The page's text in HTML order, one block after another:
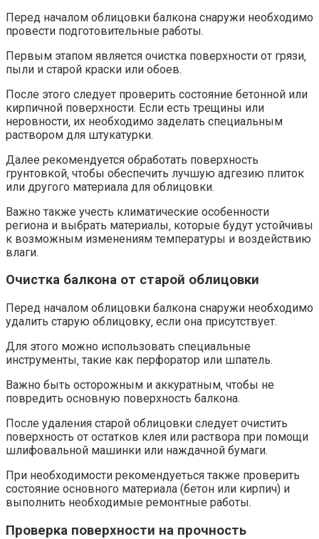
Перед началом облицовки балкона снаружи необходимо
провести подготовительные работы.​
Первым этапом является очистка поверхности от грязи‚
пыли и старой краски или обоев.​
После этого следует проверить состояние бетонной или
кирпичной поверхности.​ Если есть трещины или
неровности‚ их необходимо заделать специальным
раствором для штукатурки.​
Далее рекомендуется обработать поверхность
грунтовкой‚ чтобы обеспечить лучшую адгезию плиток
или другого материала для облицовки.​
Важно также учесть климатические особенности
региона и выбрать материалы‚ которые будут устойчивы
к возможным изменениям температуры и воздействию
влаги.​
Очистка балкона от старой облицовки
Перед началом облицовки балкона снаружи необходимо
удалить старую облицовку‚ если она присутствует.​
Для этого можно использовать специальные
инструменты‚ такие как перфоратор или шпатель.​
Важно быть осторожным и аккуратным‚ чтобы не
повредить основную поверхность балкона.​
После удаления старой облицовки следует очистить
поверхность от остатков клея или раствора при помощи
шлифовальной машинки или наждачной бумаги.​
При необходимости рекомендуеться также проверить
состояние основного материала (бетон или кирпич) и
выполнить необходимые ремонтные работы.
Проверка поверхности на прочность